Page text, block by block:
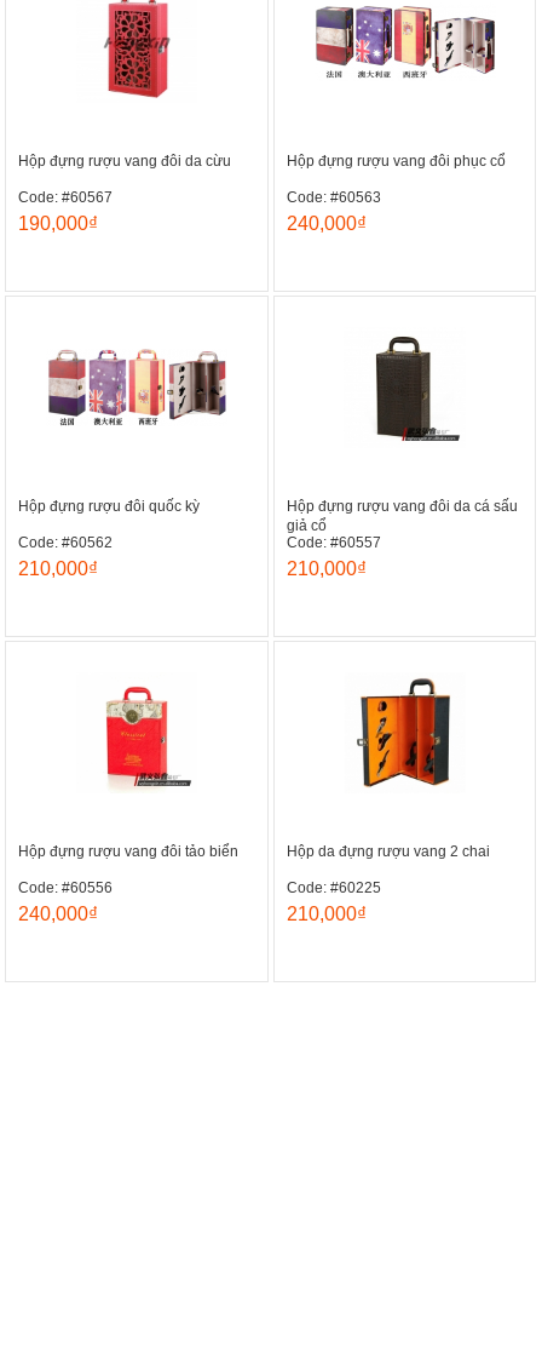
Hộp đựng rượu vang đôi da cừu
Code: #60567
190,000₫
Hộp đựng rượu vang đôi phục cổ
Code: #60563
240,000₫
Hộp đựng rượu đôi quốc kỳ
Code: #60562
210,000₫
Hộp đựng rượu vang đôi da cá sấu
giả cổ
Code: #60557
210,000₫
Hộp đựng rượu vang đôi tảo biển
Code: #60556
240,000₫
Hộp da đựng rượu vang 2 chai
Code: #60225
210,000₫